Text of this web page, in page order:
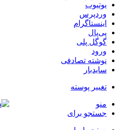
یوتیوب
وردپرس
اینستاگرام
پی‌پال
گوگل پلی
ورود
نوشته تصادفی
سایدبار
تغییر پوسته
منو
جستجو برای